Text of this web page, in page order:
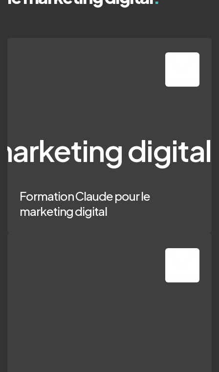
Formation Claude pour le
marketing digital